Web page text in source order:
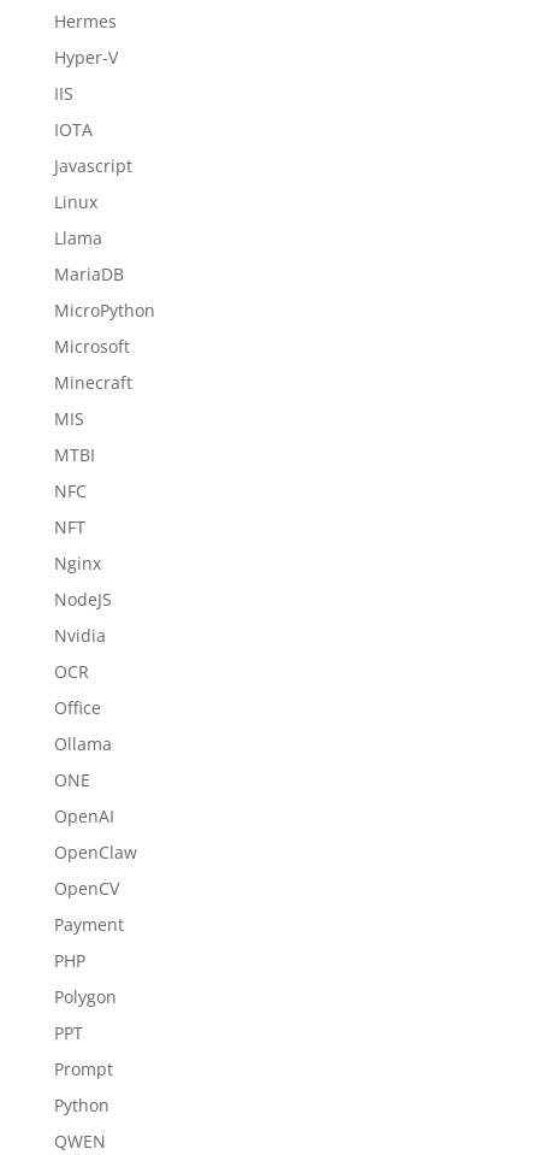
Hermes
Hyper-V
IIS
IOTA
Javascript
Linux
Llama
MariaDB
MicroPython
Microsoft
Minecraft
MIS
MTBI
NFC
NFT
Nginx
NodeJS
Nvidia
OCR
Office
Ollama
ONE
OpenAI
OpenClaw
OpenCV
Payment
PHP
Polygon
PPT
Prompt
Python
QWEN